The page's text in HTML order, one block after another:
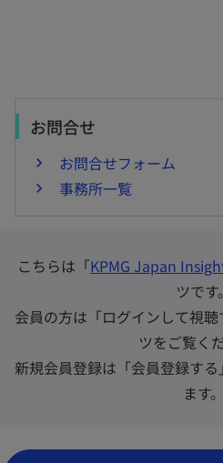
お問合せ
お問合せフォーム
事務所一覧
こちらは「KPMG Japan
ツです。
会員の方は「ログインして視
ツをご覧く
新規会員登録は「会員登録す
ます。